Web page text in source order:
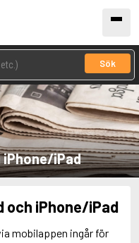
Sök
iPad
och iPhone/iPad
mobilappen ingår för